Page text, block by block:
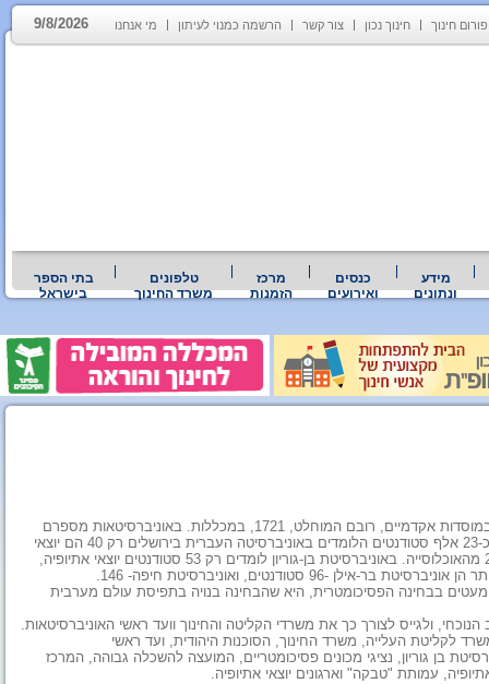
פורום חינוך חינוך נכון צור קשר הרשמה כמנוי לעיתון מי אנחנו 9/8/2026
מידע
ונתונים
כנסים
ואירועים
מרכז
הזמנות
טלפונים
משרד החינוך
בתי הספר
בישראל
בשנת הלימודים האחרונה למדו 2,198 סטודנטים מהעדה האתיופית במוסדות אקדמיים, רובם המוחלט, 1721, במכללות. באוניברסיטאות מספרם
זעום: רק 477 סטודנטים והשאר, 1,721 במכללות. כך, למשל, מתוך כ-23 אלף סטודנטים הלומדים באוניברסיטה העברית בירושלים רק 40 הם יוצאי
אתיופיה - כ-0.17 אחוז בלבד מהתלמידים, בעוד שעולי אתיופיה כ-2% מהאוכלוסייה. באוניברסיטת בן-גוריון לומדים רק 53 סטודנטים יוצאי אתיופיה,
בבחינה הפסיכומטרית, היא שהבחינה בנויה בתפיסת עולם מערבית
ולגייס לצורך כך את משרדי הקליטה והחינוך וועד ראשי האוניברסיטאות.
לקליטת העלייה, משרד החינוך, הסוכנות היהודית, ועד ראשי
בן גוריון, נציגי מכונים פסיכומטריים, המועצה להשכלה גבוהה, המרכז
עמותת "טבקה" וארגונים יוצאי אתיופיה.